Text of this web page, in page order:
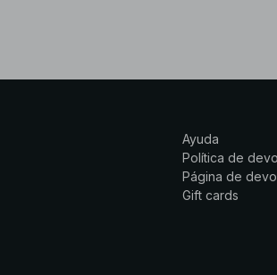
Ayuda
Política de
Página de
Gift cards